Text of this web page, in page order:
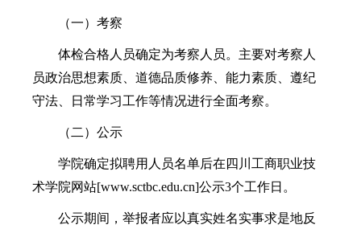
（一）考察
体检合格人员确定为考察人员。主要对考察人
员政治思想素质、道德品质修养、能力素质、遵纪
守法、日常学习工作等情况进行全面考察。
（二）公示
学院确定拟聘用人员名单后在四川工商职业技
术学院网站[www.sctbc.edu.cn]公示3个工作日。
公示期间，举报者应以真实姓名实事求是地反